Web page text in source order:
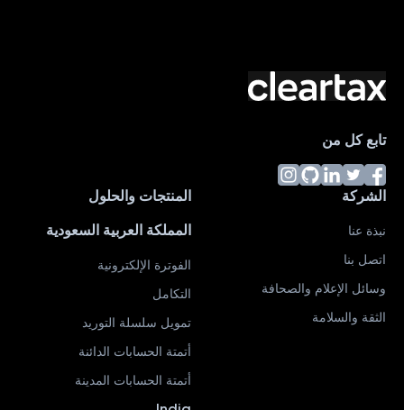
تابع كل من
الشركة
نبذة عنا
اتصل بنا
وسائل الإعلام والصحافة
الثقة والسلامة
المنتجات والحلول
المملكة العربية السعودية
الفوترة الإلكترونية
التكامل
تمويل سلسلة التوريد
أتمتة الحسابات الدائنة
أتمتة الحسابات المدينة